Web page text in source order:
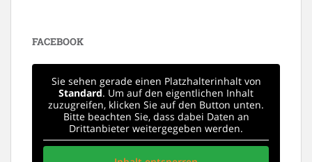
FACEBOOK
Sie sehen gerade einen Platzhalterinhalt von
Standard. Um auf den eigentlichen Inhalt
zuzugreifen, klicken Sie auf den Button unten.
Bitte beachten Sie, dass dabei Daten an
Drittanbieter weitergegeben werden.